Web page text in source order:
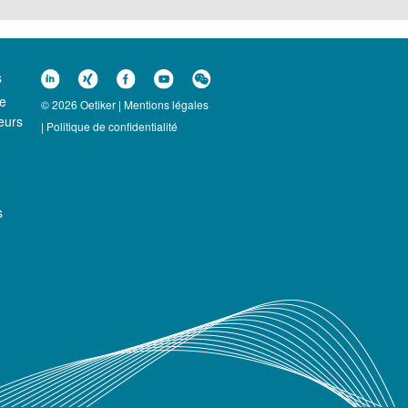
© 2026 Oetiker | Mentions légales
| Politique de confidentialité